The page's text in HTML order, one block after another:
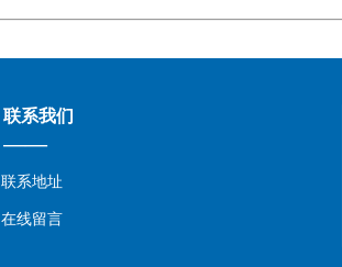
联系我们
——
联系地址
在线留言